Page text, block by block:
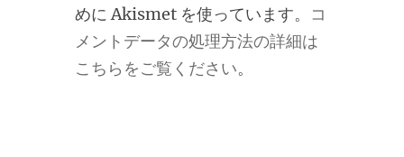
めに Akismet を使っています。 コ
メントデータの処理方法の詳細は
こちらをご覧ください。